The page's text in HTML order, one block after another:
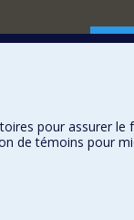
Nos
pour assurer
de témoins pour